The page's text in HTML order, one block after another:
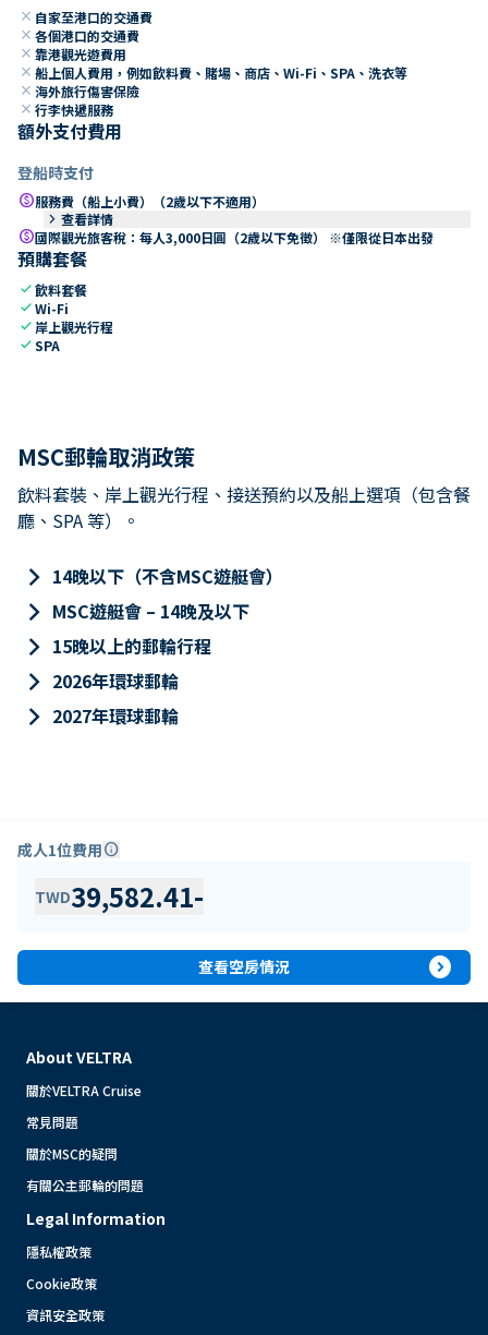
close 自家至港口的交通費
close 各個港口的交通費
close 靠港觀光遊費用
close 船上個人費用，例如飲料費、賭場、商店、Wi-Fi、SPA、洗衣等
close 海外旅行傷害保險
close 行李快遞服務
額外支付費用
登船時支付
paid服務費（船上小費）（2歲以下不適用）
keyboard_arrow_right 查看詳情
paid國際觀光旅客稅：每人3,000日圓（2歲以下免徵） ※僅限從日本出發
預購套餐
check飲料套餐
checkWi-Fi
check 岸上觀光行程
checkSPA
MSC郵輪取消政策
飲料套裝、岸上觀光行程、接送預約以及船上選項（包含餐
廳、SPA 等）。
keyboard_arrow_right 14晚以下（不含MSC遊艇會）
keyboard_arrow_right MSC遊艇會 – 14晚及以下
keyboard_arrow_right 15晚以上的郵輪行程
keyboard_arrow_right 2026年環球郵輪
keyboard_arrow_right 2027年環球郵輪
成人1位費用info
TWD39,582.41-
查看空房情況 expand_circle_right
About VELTRA
關於VELTRA Cruise
常見問題
關於MSC的疑問
有關公主郵輪的問題
Legal Information
隱私權政策
Cookie政策
資訊安全政策